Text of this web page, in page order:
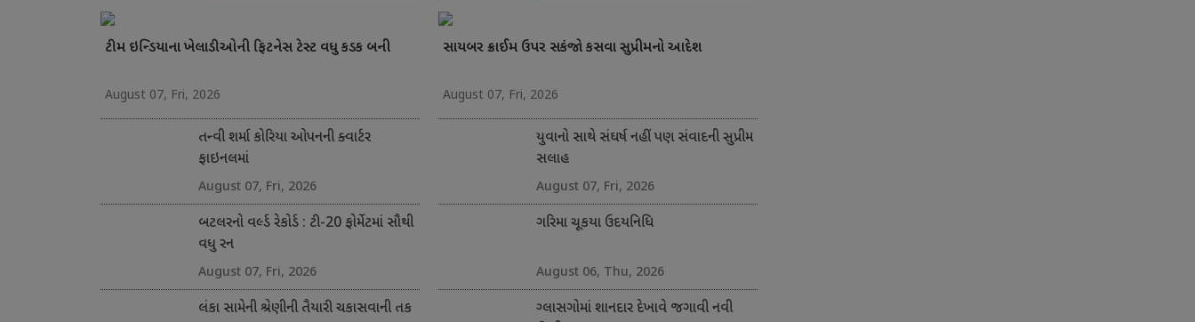
ટીમ ઇન્ડિયાના ખેલાડીઓની ફિટનેસ ટેસ્ટ વધુ કડક બની
August 07, Fri, 2026
તન્વી શર્મા કોરિયા ઓપનની ક્વાર્ટર
ફાઇનલમાં
August 07, Fri, 2026
બટલરનો વર્લ્ડ રેકોર્ડ : ટી-20 ફોર્મેટમાં સૌથી
વધુ રન
August 07, Fri, 2026
લંકા સામેની શ્રેણીની તૈયારી ચકાસવાની તક
સાયબર ક્રાઈમ ઉપર સકંજો કસવા સુપ્રીમનો આદેશ
August 07, Fri, 2026
યુવાનો સાથે સંઘર્ષ નહીં પણ સંવાદની સુપ્રીમ
સલાહ
August 07, Fri, 2026
ગરિમા ચૂકયા ઉદયનિધિ
August 06, Thu, 2026
ગ્લાસગોમાં શાનદાર દેખાવે જગાવી નવી